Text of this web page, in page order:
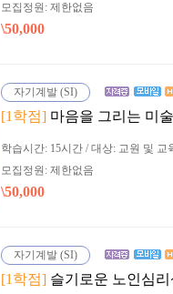
모집정원: 제한없음
\50,000
자기계발 (SI)
[1학점] 마음을 그리는 미
학습시간: 15시간 / 대상: 교원 및 교
모집정원: 제한없음
\50,000
자기계발 (SI)
[1학점] 슬기로운 노인심